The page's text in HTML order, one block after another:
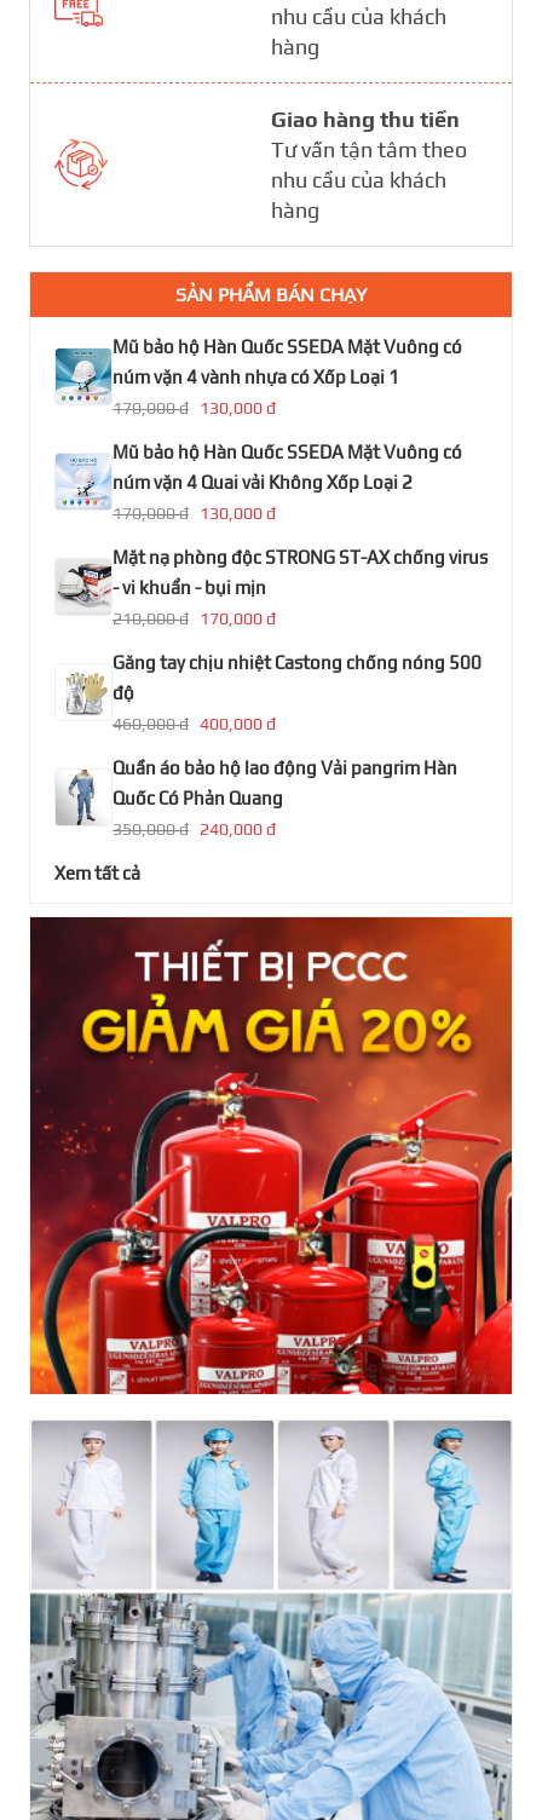
nhu cầu của khách
hàng
Giao hàng thu tiền
Tư vấn tận tâm theo
nhu cầu của khách
hàng
SẢN PHẨM BÁN CHẠY
Mũ bảo hộ Hàn Quốc SSEDA Mặt Vuông có
núm vặn 4 vành nhựa có Xốp Loại 1
170,000 đ 130,000 đ
Mũ bảo hộ Hàn Quốc SSEDA Mặt Vuông có
núm vặn 4 Quai vải Không Xốp Loại 2
170,000 đ 130,000 đ
Mặt nạ phòng độc STRONG ST-AX chống virus
- vi khuẩn - bụi mịn
210,000 đ 170,000 đ
Găng tay chịu nhiệt Castong chống nóng 500
độ
460,000 đ 400,000 đ
Quần áo bảo hộ lao động Vải pangrim Hàn
Quốc Có Phản Quang
350,000 đ 240,000 đ
Xem tất cả